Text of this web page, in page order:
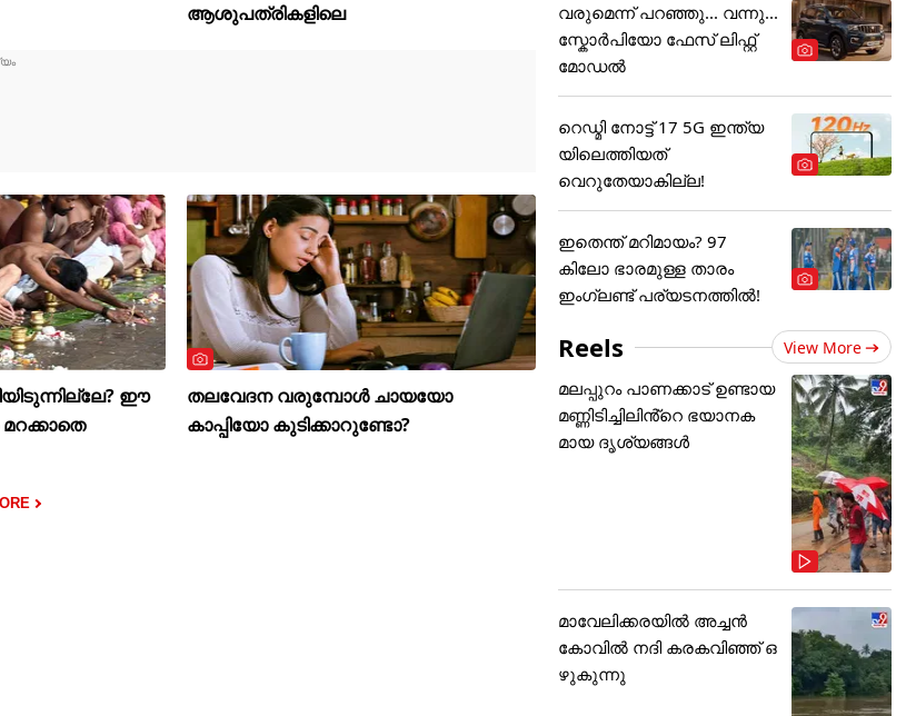
ആശുപത്രികളിലെ
ഈ
തലവേദന വരുമ്പോൾ ചായയോ
കാപ്പിയോ കുടിക്കാറുണ്ടോ?
വരുമെന്ന് പറഞ്ഞു... വന്നു...
സ്കോർപിയോ ഫേസ് ലിഫ്റ്റ്
മോഡൽ
റെഡ്മി നോട്ട് 17 5G ഇന്ത്യ
യിലെത്തിയത്
വെറുതേയാകില്ല!
ഇതെന്ത് മറിമായം? 97
കിലോ ഭാരമുള്ള താരം
ഇംഗ്ലണ്ട് പര്യടനത്തില്‍!
Reels View More
മലപ്പുറം പാണക്കാട് ഉണ്ടായ
മണ്ണിടിച്ചിലിൻ്റെ ഭയാനക
മായ ദൃശ്യങ്ങൾ
മാവേലിക്കരയിൽ അച്ചൻ
കോവിൽ നദി കരകവിഞ്ഞ് ഒ
ഴുകുന്നു